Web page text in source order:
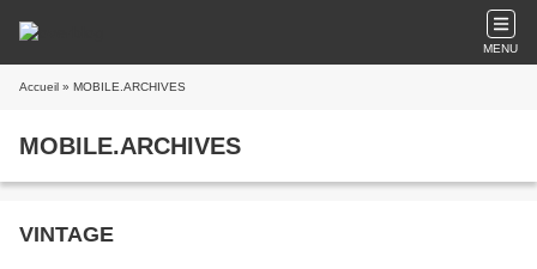
MENU
Accueil » MOBILE.ARCHIVES
MOBILE.ARCHIVES
VINTAGE